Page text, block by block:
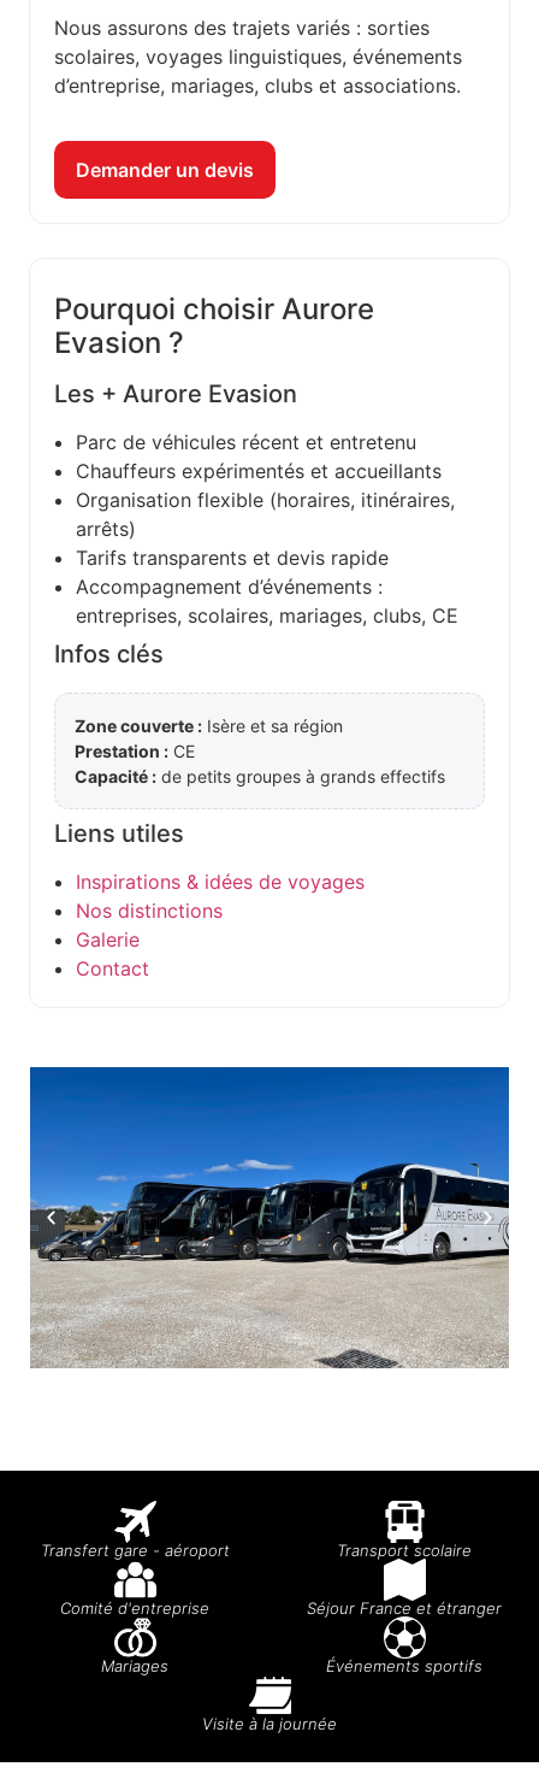
Nous assurons des trajets variés : sorties
scolaires, voyages linguistiques, événements
d’entreprise, mariages, clubs et associations.
Demander un devis
Pourquoi choisir Aurore
Evasion ?
Les + Aurore Evasion
Parc de véhicules récent et entretenu
Chauffeurs expérimentés et accueillants
Organisation flexible (horaires, itinéraires,
arrêts)
Tarifs transparents et devis rapide
Accompagnement d’événements :
entreprises, scolaires, mariages, clubs, CE
Infos clés
Zone couverte : Isère et sa région
Prestation : CE
Capacité : de petits groupes à grands effectifs
Liens utiles
Inspirations & idées de voyages
Nos distinctions
Galerie
Contact
Transfert gare - aéroport Transport scolaire
Comité d'entreprise Séjour France et étranger
Mariages Événements sportifs
Visite à la journée